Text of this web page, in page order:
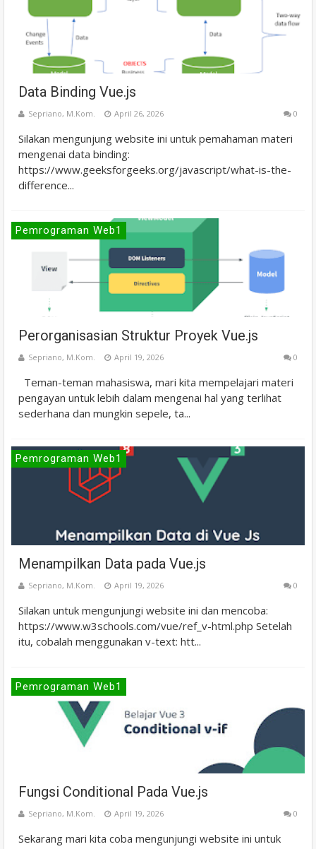
Data Binding Vue.js
Sepriano, M.Kom. April 26, 2026 0
Silakan mengunjung website ini untuk pemahaman materi
mengenai data binding:
https://www.geeksforgeeks.org/javascript/what-is-the-
difference...
Pemrograman Web1
Perorganisasian Struktur Proyek Vue.js
Sepriano, M.Kom. April 19, 2026 0
Teman-teman mahasiswa, mari kita mempelajari materi
pengayan untuk lebih dalam mengenai hal yang terlihat
sederhana dan mungkin sepele, ta...
Pemrograman Web1
Menampilkan Data pada Vue.js
Sepriano, M.Kom. April 19, 2026 0
Silakan untuk mengunjungi website ini dan mencoba:
https://www.w3schools.com/vue/ref_v-html.php Setelah
itu, cobalah menggunakan v-text: htt...
Pemrograman Web1
Fungsi Conditional Pada Vue.js
Sepriano, M.Kom. April 19, 2026 0
Sekarang mari kita coba mengunjungi website ini untuk